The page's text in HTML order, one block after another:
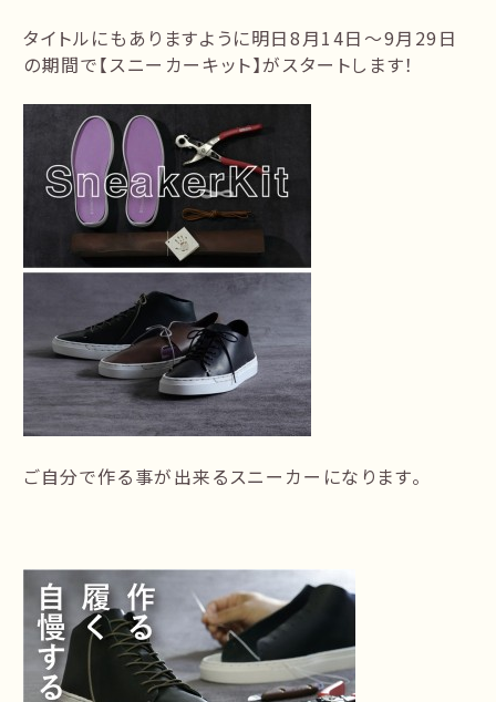
タイトルにもありますように明日8月14日～9月29日
の期間で【スニーカーキット】がスタートします！
ご自分で作る事が出来るスニーカーになります。